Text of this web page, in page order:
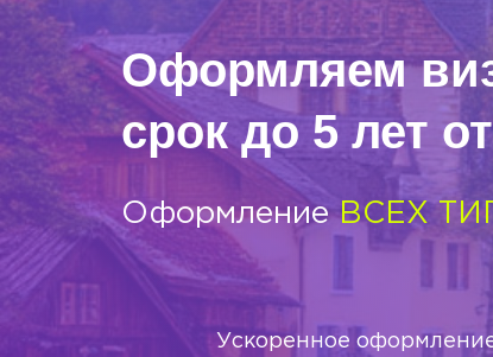
Оформляем
срок до 5 лет
ОформлениеВСЕХ
Ускоренное